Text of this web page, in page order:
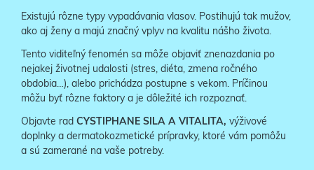
Existujú rôzne typy vypadávania vlasov. Postihujú tak mužov,
ako aj ženy a majú značný vplyv na kvalitu nášho života.
Tento viditeľný fenomén sa môže objaviť znenazdania po
nejakej životnej udalosti (stres, diéta, zmena ročného
obdobia…), alebo prichádza postupne s vekom. Príčinou
môžu byť rôzne faktory a je dôležité ich rozpoznať.
Objavte rad CYSTIPHANE SILA A VITALITA, výživové
doplnky a dermatokozmetické prípravky, ktoré vám pomôžu
a sú zamerané na vaše potreby.